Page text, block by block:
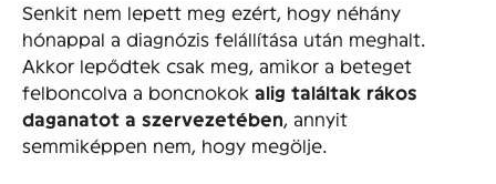
Senkit nem lepett meg ezért, hogy néhány
hónappal a diagnózis felállítása után meghalt.
Akkor lepődtek csak meg, amikor a beteget
felboncolva a boncnokok alig találtak rákos
daganatot a szervezetében, annyit
semmiképpen nem, hogy megölje.